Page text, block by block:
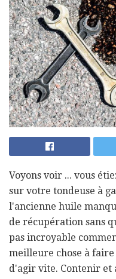
Voyons voir ... vous
sur votre tondeuse à
l'ancienne huile
de récupération sans
pas incroyable
meilleure chose à
d'agir vite. Contenir